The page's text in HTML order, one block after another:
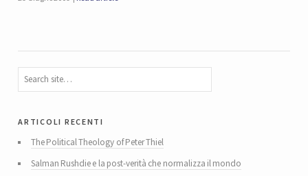
articoli recenti
The Political Theology of Peter Thiel
Salman Rushdie e la post-verità che normalizza il mondo